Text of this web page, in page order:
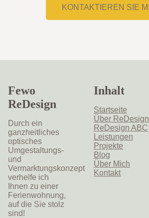
KONTAKTIEREN SIE
Fewo
ReDesign
Durch ein
ganzheitliches
optisches
Umgestaltungs-
und
Vermarktungskonzept
verhelfe ich
Ihnen zu einer
Ferienwohnung,
auf die Sie stolz
sind!
Inhalt
Startseite
Über ReDesign
ReDesign ABC
Leistungen
Projekte
Blog
Über Mich
Kontakt